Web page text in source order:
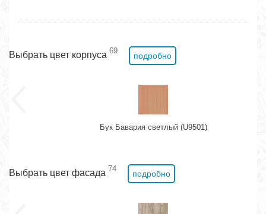
Выбрать цвет корпуса 69
подробно
Бук Бавария светлый (U9501)
Выбрать цвет фасада 74
подробно